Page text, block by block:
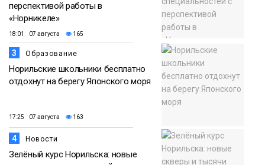
перспективой работы в
«Норникеле»
18:01 07 августа 165
3 Образование
Норильские школьники бесплатно
отдохнут на берегу Японского моря
17:25 07 августа 163
4 Новости
Зелёный курс Норильска: новые